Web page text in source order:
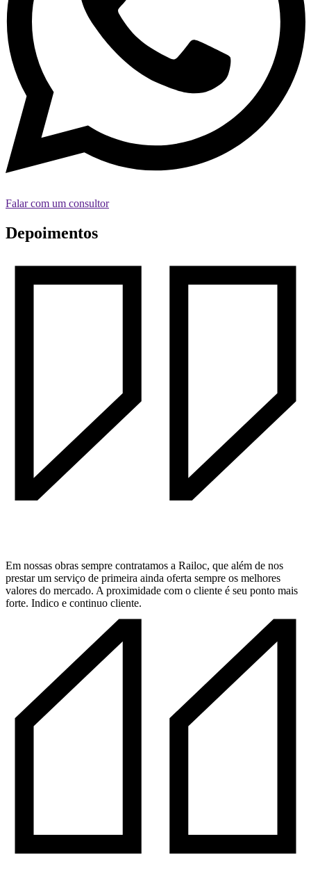
Falar com um consultor
Depoimentos
Em nossas obras sempre contratamos a Railoc, que além de nos
prestar um serviço de primeira ainda oferta sempre os melhores
valores do mercado. A proximidade com o cliente é seu ponto mais
forte. Indico e continuo cliente.